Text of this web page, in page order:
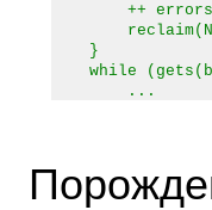
++
}
while
...